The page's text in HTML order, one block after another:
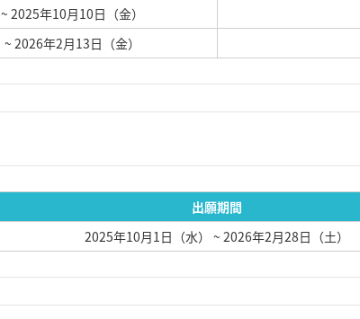
~ 2025年10月10日（金）
~ 2026年2月13日（金）
出願期間
2025年10月1日（水） ~ 2026年2月28日（土）